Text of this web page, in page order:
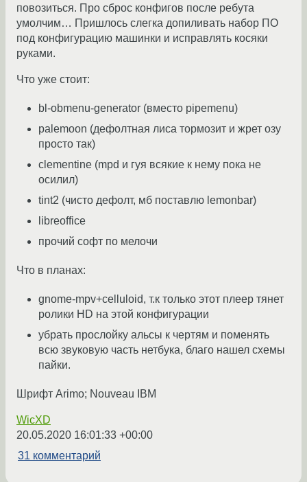
повозиться. Про сброс конфигов после ребута
умолчим… Пришлось слегка допиливать набор ПО
под конфигурацию машинки и исправлять косяки
руками.
Что уже стоит:
bl-obmenu-generator (вместо pipemenu)
palemoon (дефолтная лиса тормозит и жрет озу
просто так)
сlementine (mpd и гуя всякие к нему пока не
осилил)
tint2 (чисто дефолт, мб поставлю lemonbar)
libreoffice
прочий софт по мелочи
Что в планах:
gnome-mpv+celluloid, т.к только этот плеер тянет
ролики HD на этой конфигурации
убрать прослойку альсы к чертям и поменять
всю звуковую часть нетбука, благо нашел схемы
пайки.
Шрифт Arimo; Nouveau IBM
WicXD
20.05.2020 16:01:33 +00:00
31 комментарий